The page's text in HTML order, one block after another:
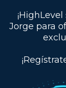
Jorge para